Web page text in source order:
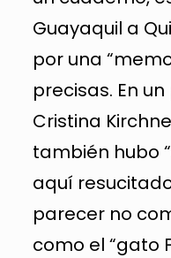
Guayaquil a
por una
precisas. En
Cristina
también hubo
aquí
parecer no
como el “gato